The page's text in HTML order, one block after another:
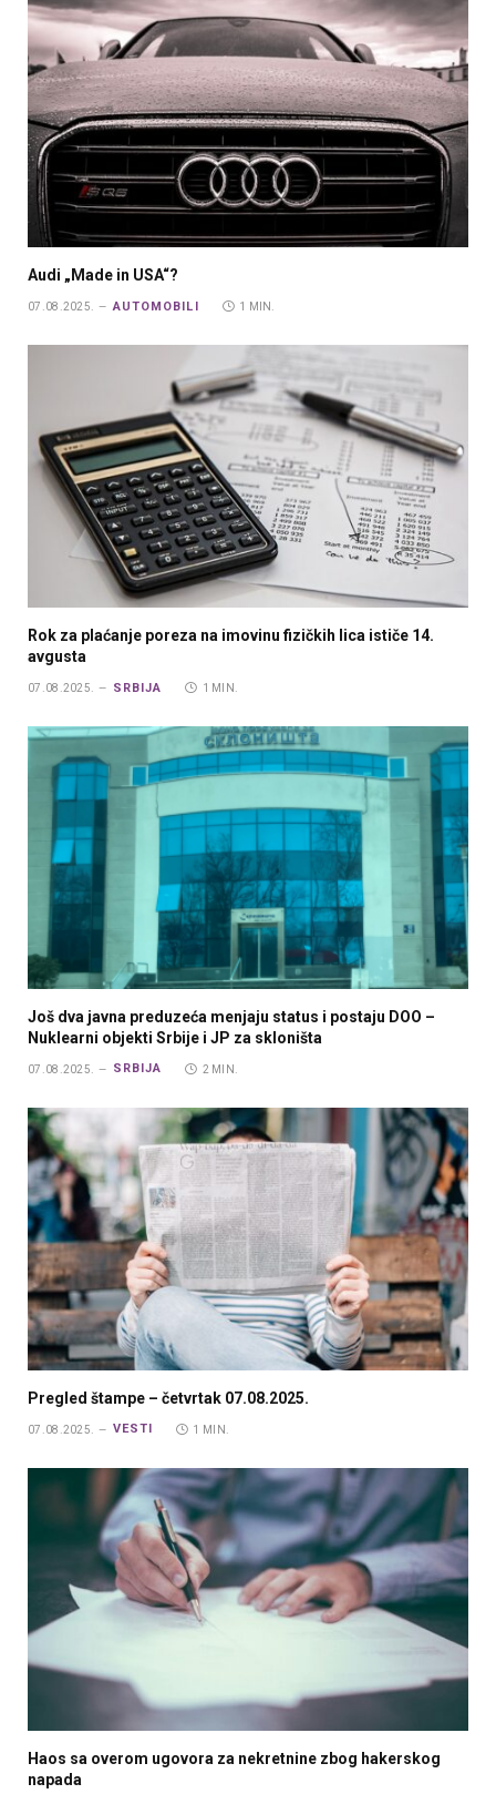
Audi „Made in USA“?
07.08.2025. AUTOMOBILI 1 MIN.
Rok za plaćanje poreza na imovinu fizičkih lica ističe 14.
avgusta
07.08.2025. SRBIJA 1 MIN.
Još dva javna preduzeća menjaju status i postaju DOO –
Nuklearni objekti Srbije i JP za skloništa
07.08.2025. SRBIJA 2 MIN.
Pregled štampe – četvrtak 07.08.2025.
07.08.2025. VESTI 1 MIN.
Haos sa overom ugovora za nekretnine zbog hakerskog
napada